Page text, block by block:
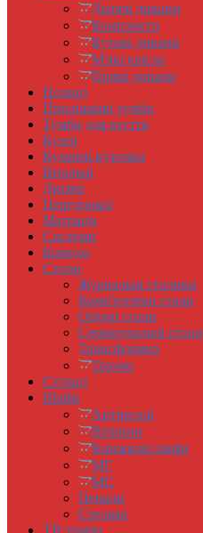
Дитячі дивани
Комплекти
Кутові дивани
М'які крісла
Прямі дивани
Полиці
Приліжкові тумби
Тумби для взуття
Кухні
Кухонні куточки
Вітальні
Дитячі
Передпокої
Матраци
Системи
Комоди
Столи
Журнальні столики
Комп'ютерні столи
Обідні столи
Сервірувальні столи
Трансформер
Трюмо
Стільці
Шафи
Антресолi
Вітрини
Книжковi шафи
МГ
МС
Пенали
Стелажі
ТВ тумби